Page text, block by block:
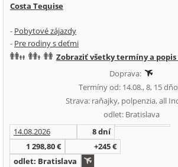
Costa Tequise
- Pobytové zájazdy
- Pre rodiny s deťmi
Zobraziť všetky termíny a popis
Doprava:
Termíny od: 14.08., 8, 15
Strava: raňajky, polpenzia, all
odlet: Bratislava
14.08.2026
8 dní
1 298,80 €
+245 €
odlet: Bratislava